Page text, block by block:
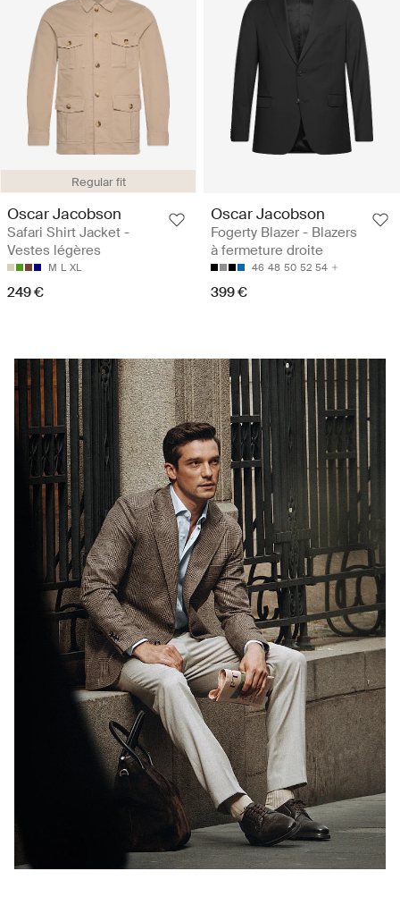
Regular fit
Oscar Jacobson
Safari Shirt Jacket -
Vestes légères
M L XL
249 €
Oscar Jacobson
Fogerty Blazer - Blazers
à fermeture droite
46 48 50 52 54
399 €